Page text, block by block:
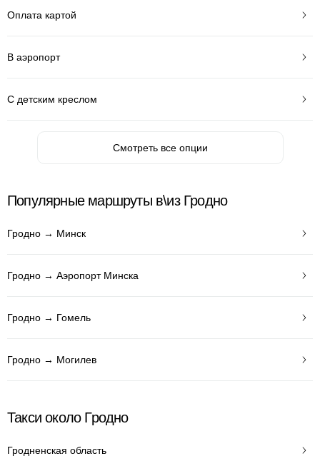
Оплата картой
В аэропорт
С детским креслом
Смотреть все опции
Популярные маршруты в\из Гродно
Гродно → Минск
Гродно → Аэропорт Минска
Гродно → Гомель
Гродно → Могилев
Такси около Гродно
Гродненская область